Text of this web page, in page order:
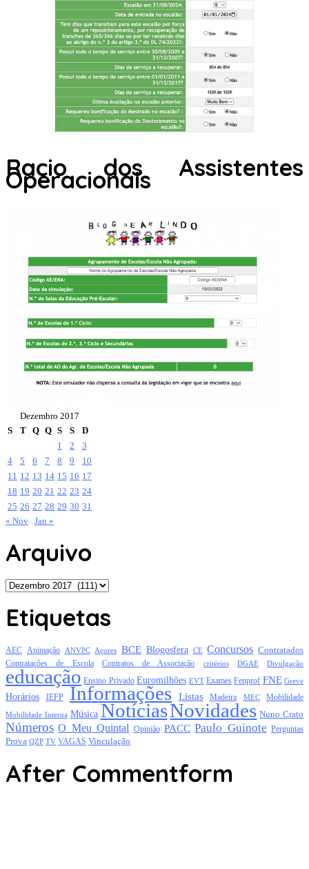
Racio dos Assistentes
Operacionais
Dezembro 2017
S
T Q Q S S
D
1
2
3
4
5 6 7 8 9
10
11 12 13 14 15 16 17
18 19 20 21 22 23 24
25 26 27 28 29 30 31
« Nov Jan »
Arquivo
Arquivo
Etiquetas
AEC Animação ANVPC Açores BCE Blogosfera CE Concursos Contratados
Contratações de Escola Contratos de Associação critérios DGAE Divulgação
educação Ensino Privado Euromilhões EVT Exames Fenprof FNE Greve
Horários IEFP Informações Listas Madeira MEC Mobilidade
Mobilidade Interna Música NotíciasNovidades Nuno Crato
Números O Meu Quintal Opinião PACC Paulo Guinote Perguntas
Prova QZP TV VAGAS Vinculação
After Commentform